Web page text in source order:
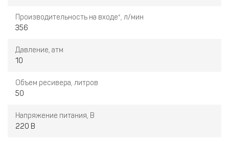
электросети 220 Вольт
Производительность на входе*, л/мин
356
Давление, атм
10
Объем ресивера, литров
50
Напряжение питания, В
220 В